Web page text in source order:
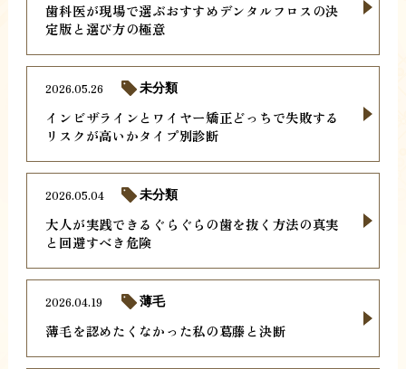
歯科医が現場で選ぶおすすめデンタルフロスの決
定版と選び方の極意
インビザラインとワイヤー矯正どっちで失敗する
リスクが高いかタイプ別診断
2026.05.26 未分類
大人が実践できるぐらぐらの歯を抜く方法の真実
と回避すべき危険
2026.05.04 未分類
薄毛を認めたくなかった私の葛藤と決断
2026.04.19 薄毛